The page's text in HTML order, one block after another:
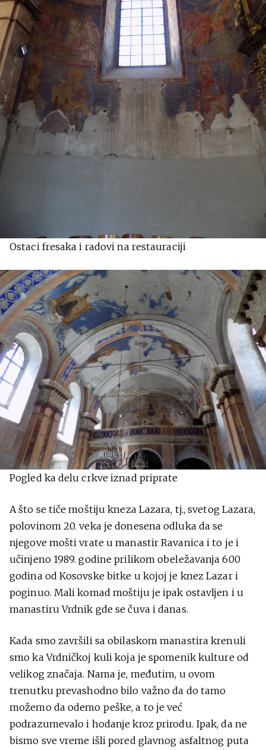
Ostaci fresaka i radovi na restauraciji
Pogled ka delu crkve iznad priprate
A što se tiče moštiju kneza Lazara, tj., svetog Lazara,
polovinom 20. veka je donesena odluka da se
njegove mošti vrate u manastir Ravanica i to je i
učinjeno 1989. godine prilikom obeležavanja 600
godina od Kosovske bitke u kojoj je knez Lazar i
poginuo. Mali komad moštiju je ipak ostavljen i u
manastiru Vrdnik gde se čuva i danas.
Kada smo završili sa obilaskom manastira krenuli
smo ka Vrdničkoj kuli koja je spomenik kulture od
velikog značaja. Nama je, međutim, u ovom
trenutku prevashodno bilo važno da do tamo
možemo da odemo peške, a to je već
podrazumevalo i hodanje kroz prirodu. Ipak, da ne
bismo sve vreme išli pored glavnog asfaltnog puta